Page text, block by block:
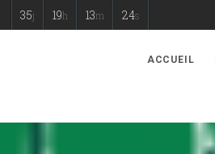
35j 19h 13m 24s
ACCUEIL